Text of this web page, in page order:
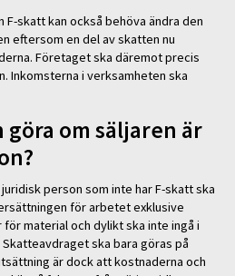
skatt kan också behöva ändra den
eftersom en del av skatten nu
Företaget ska däremot precis
Inkomsterna i verksamheten ska
göra om säljaren är
person som inte har F-skatt ska
för arbetet exklusive
material och dylikt ska inte ingå i
ska bara göras på
är dock att kostnaderna och